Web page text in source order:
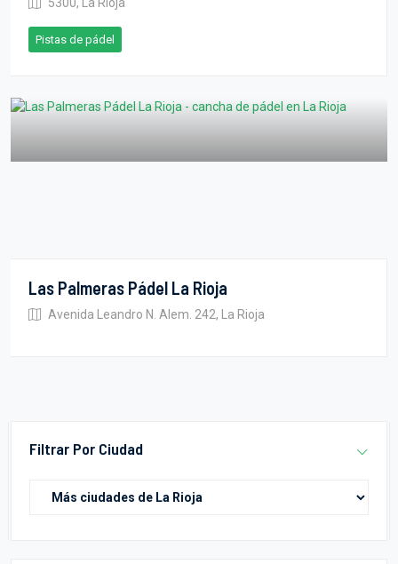
Filtrar Por Ciudad
Pistas de pádel
Las Palmeras Pádel La Rioja
Avenida Leandro N. Alem. 242, La Rioja